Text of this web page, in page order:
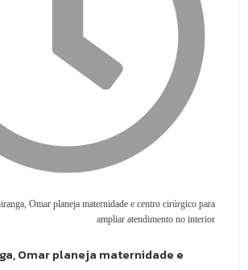
Omar planeja maternidade e